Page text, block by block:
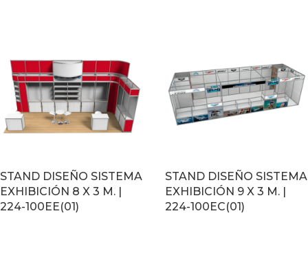
STAND DISEÑO SISTEMA
EXHIBICIÓN 8 X 3 M. |
224-100EE(01)
STAND DISEÑO SISTEMA
EXHIBICIÓN 9 X 3 M. |
224-100EC(01)